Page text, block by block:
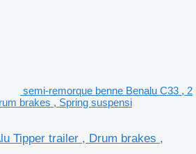
semi-remorque benne Benalu C33 , 2
brakes , Spring suspensi
Tipper trailer , Drum brakes ,